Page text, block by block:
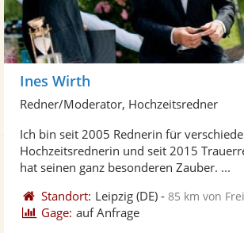
Ines Wirth
Redner/Moderator, Hochzeitsredner
Ich bin seit 2005 Rednerin für
Hochzeitsrednerin und seit 2015
hat seinen ganz besonderen Zauber. ...
Standort: Leipzig (DE) -85 km von
Gage: auf Anfrage